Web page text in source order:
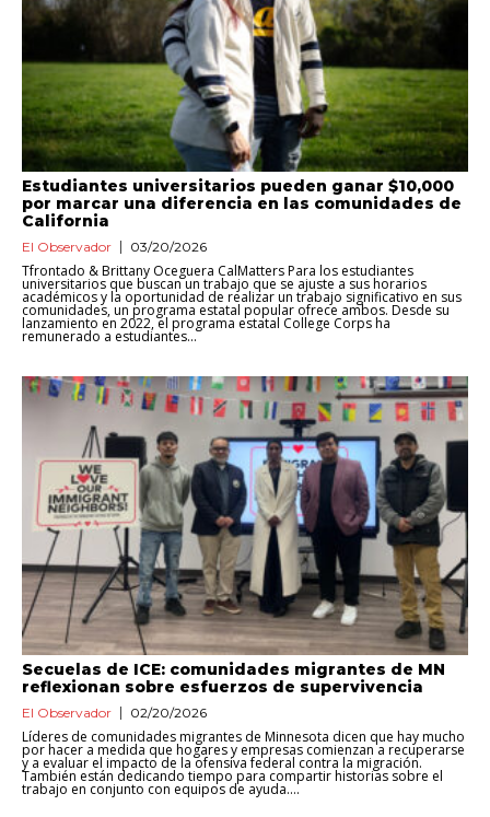
Estudiantes universitarios pueden ganar $10,000
por marcar una diferencia en las comunidades de
California
El Observador 03/20/2026
Tfrontado & Brittany Oceguera CalMatters Para los estudiantes
universitarios que buscan un trabajo que se ajuste a sus horarios
académicos y la oportunidad de realizar un trabajo significativo en sus
comunidades, un programa estatal popular ofrece ambos. Desde su
lanzamiento en 2022, el programa estatal College Corps ha
remunerado a estudiantes...
Secuelas de ICE: comunidades migrantes de MN
reflexionan sobre esfuerzos de supervivencia
El Observador 02/20/2026
Líderes de comunidades migrantes de Minnesota dicen que hay mucho
por hacer a medida que hogares y empresas comienzan a recuperarse
y a evaluar el impacto de la ofensiva federal contra la migración.
También están dedicando tiempo para compartir historias sobre el
trabajo en conjunto con equipos de ayuda....